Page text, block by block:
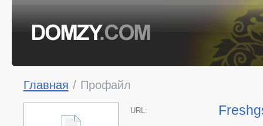
Главная / Профайл
URL: